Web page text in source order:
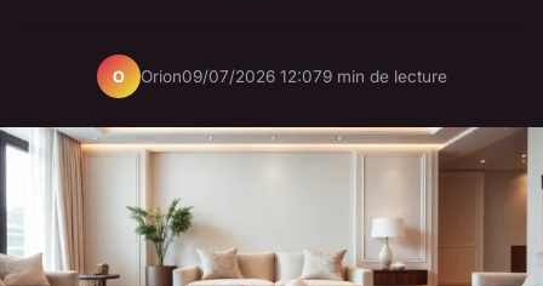
O Orion09/07/2026 12:079 min de lecture